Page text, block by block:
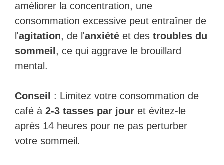
améliorer la concentration, une
consommation excessive peut entraîner de
l'agitation, de l'anxiété et des troubles du
sommeil , ce qui aggrave le brouillard
mental.
Conseil
: Limitez votre consommation de
café à 2-3 tasses par jour et évitez-le
après 14 heures pour ne pas perturber
votre sommeil.